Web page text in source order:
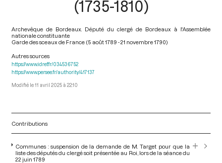
(1735-1810)
Archevêque de Bordeaux. Député du clergé de Bordeaux à l'Assemblée
nationale constituante
Garde des sceaux de France (5 août 1789 - 21 novembre 1790)
Autres sources
https://www.idref.fr/034536752
https://www.persee.fr/authority/417137
11 avril 2025 à 22:10
Contributions
Communes : suspension de la demande de M. Target pour que la
liste des députés du clergé soit présentée au Roi, lors de la séance du
22 juin 1789